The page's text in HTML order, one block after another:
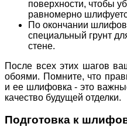
поверхности, чтобы
равномерно
По окончании
специальный грунт
стене.
После всех этих шагов
обоями. Помните, что
и ее шлифовка - это
качество будущей отделки.
Подготовка к